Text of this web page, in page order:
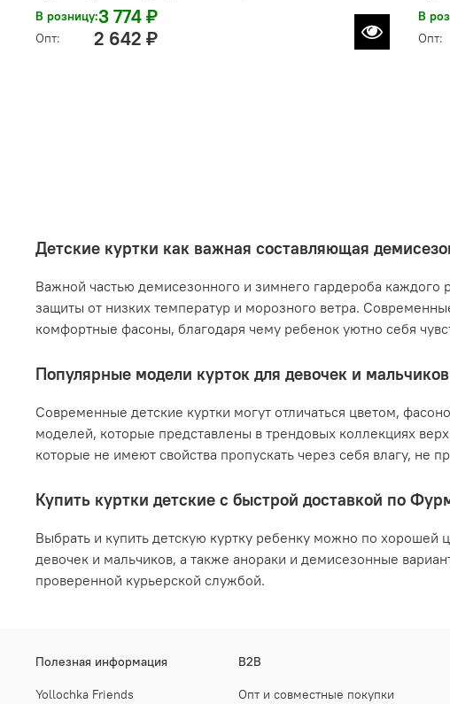
В розницу:3 774 ₽
Опт: 2 642 ₽
В
Опт:
Детские куртки как важная составляющая
Важной частью демисезонного и зимнего гардероба каждого
защиты от низких температур и морозного ветра.
комфортные фасоны, благодаря чему ребенок уютно себя
Популярные модели курток для девочек и мальчиков
Современные детские куртки могут отличаться цветом,
моделей, которые представлены в трендовых коллекциях
которые не имеют свойства пропускать через себя влагу, не
Купить куртки детские с быстрой доставкой по
Выбрать и купить детскую куртку ребенку можно по
девочек и мальчиков, а также анораки и демисезонные
проверенной курьерской службой.
Полезная информация
Yollochka Friends
B2B
Опт и совместные покупки